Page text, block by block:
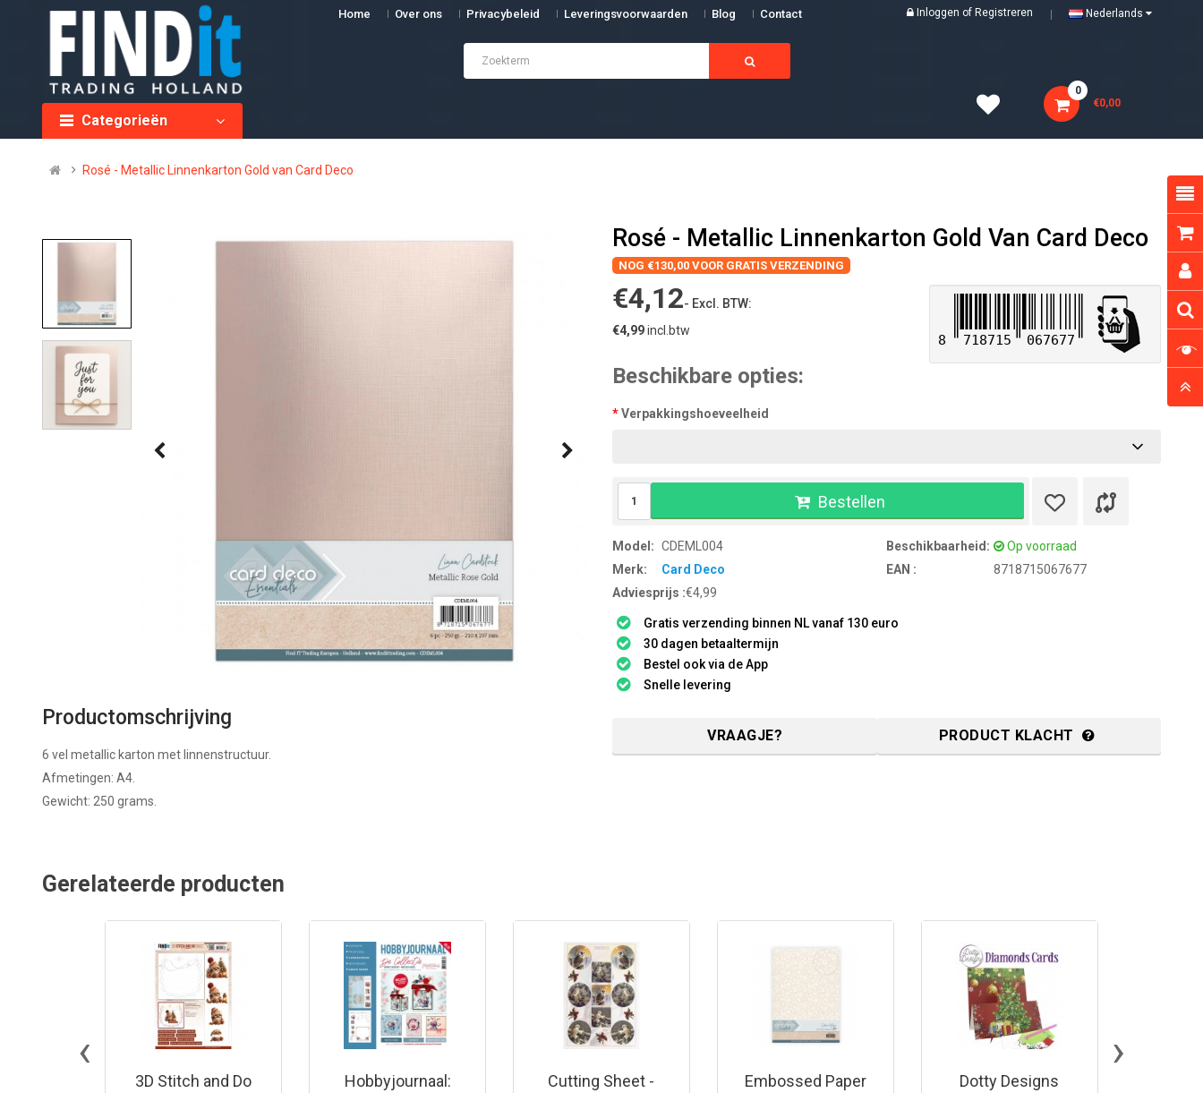
Home Over ons Privacybeleid Leveringsvoorwaarden Blog Contact Inloggen of Registreren Nederlands
Categorieën
0
€0,00
Rosé - Metallic Linnenkarton Gold van Card Deco
Productomschrijving
6 vel metallic karton met linnenstructuur.
Afmetingen: A4.
Gewicht: 250 grams.
Rosé - Metallic Linnenkarton Gold Van Card Deco
NOG €130,00 VOOR GRATIS VERZENDING
€4,12- Excl. BTW:
€4,99incl.btw
8 718715 067677
Beschikbare opties:
Verpakkingshoeveelheid
Bestellen
Model: CDEML004 Beschikbaarheid:
Op voorraad
Merk:
Card Deco EAN :
8718715067677
Adviesprijs :€4,99
Gratis verzending binnen NL vanaf 130 euro
30 dagen betaaltermijn
Bestel ook via de App
Snelle levering
VRAAGJE? PRODUCT KLACHT
Gerelateerde producten
3D Stitch and Do
Hobbyjournaal:
Cutting Sheet -
Embossed Paper
Dotty Designs
‹ ›